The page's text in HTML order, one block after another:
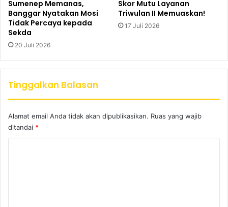
Sumenep Memanas,
Banggar Nyatakan Mosi
Tidak Percaya kepada
Sekda
20 Juli 2026
Skor Mutu Layanan
Triwulan II Memuaskan!
17 Juli 2026
Tinggalkan Balasan
Alamat email Anda tidak akan dipublikasikan. Ruas yang wajib
ditandai *